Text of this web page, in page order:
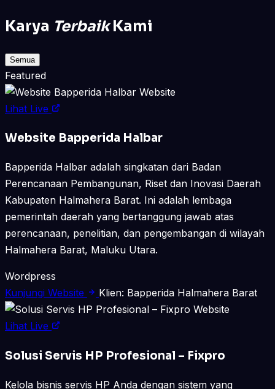
Karya TerbaikKami
Semua
Featured
Website
Lihat Live
Website Bapperida Halbar
Bapperida Halbar adalah singkatan dari Badan
Perencanaan Pembangunan, Riset dan Inovasi Daerah
Kabupaten Halmahera Barat. Ini adalah lembaga
pemerintah daerah yang bertanggung jawab atas
perencanaan, penelitian, dan pengembangan di wilayah
Halmahera Barat, Maluku Utara.
Wordpress
Kunjungi Website
Klien: Bapperida Halmahera Barat
Website
Lihat Live
Solusi Servis HP Profesional – Fixpro
Kelola bisnis servis HP Anda dengan sistem yang